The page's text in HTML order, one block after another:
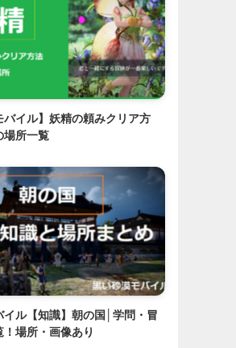
バイル】妖精の頼みクリア方
場所一覧
イル【知識】朝の国│学問・冒
場所・画像あり